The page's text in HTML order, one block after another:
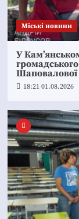
Mіські новини
У
Шаповалової
18:21 01.08.2026